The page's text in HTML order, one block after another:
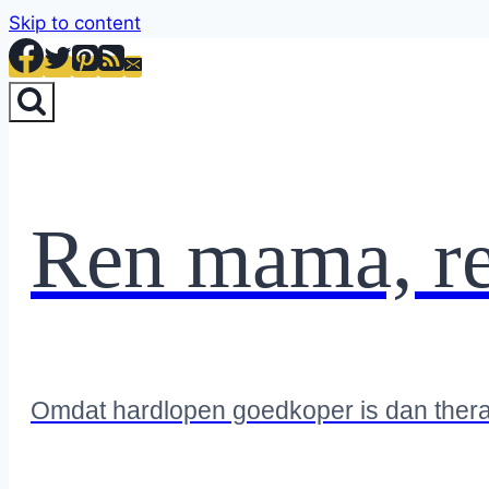
Skip to content
Ren mama,
Omdat hardlopen goedkoper is dan